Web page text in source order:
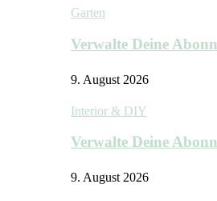
Garten
Verwalte Deine
9. August 2026
Interior & DIY
Verwalte Deine
9. August 2026